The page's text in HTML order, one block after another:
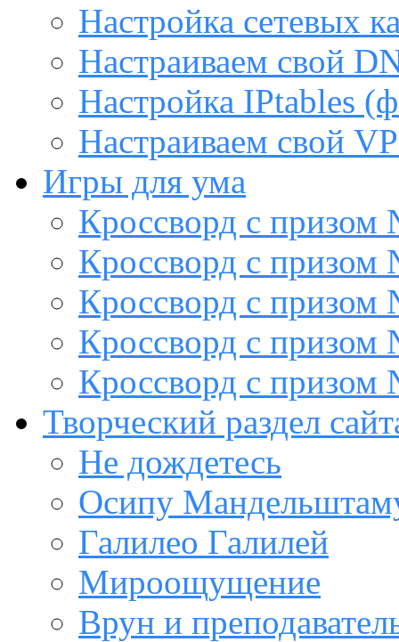
Настройка сетевых
Настраиваем свой
Настройка IPtables
Настраиваем свой
Игры для ума
Кроссворд с
Кроссворд с
Кроссворд с
Кроссворд с
Кроссворд с
Творческий раздел
Не дождетесь
Осипу
Галилео Галилей
Мироощущение
Врун и